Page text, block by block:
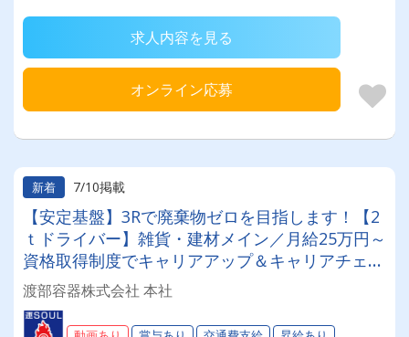
求人内容を見る
オンライン応募
新着 7/10掲載
【安定基盤】3Rで廃棄物ゼロを目指します！【2
ｔドライバー】雑貨・建材メイン／月給25万円～
資格取得制度でキャリアアップ＆キャリアチェン
ジ可能◎★土日休み★年間休日114日★大型連休
あり★＃賞与＃昇給＃1日体験OK
渡部容器株式会社 本社